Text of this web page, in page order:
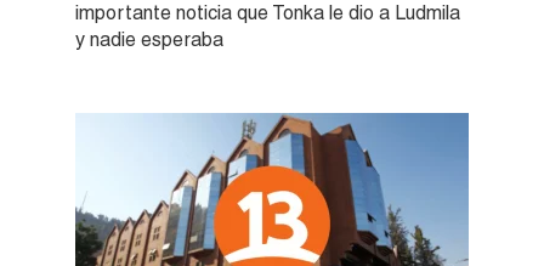
importante noticia que Tonka le dio a Ludmila
y nadie esperaba